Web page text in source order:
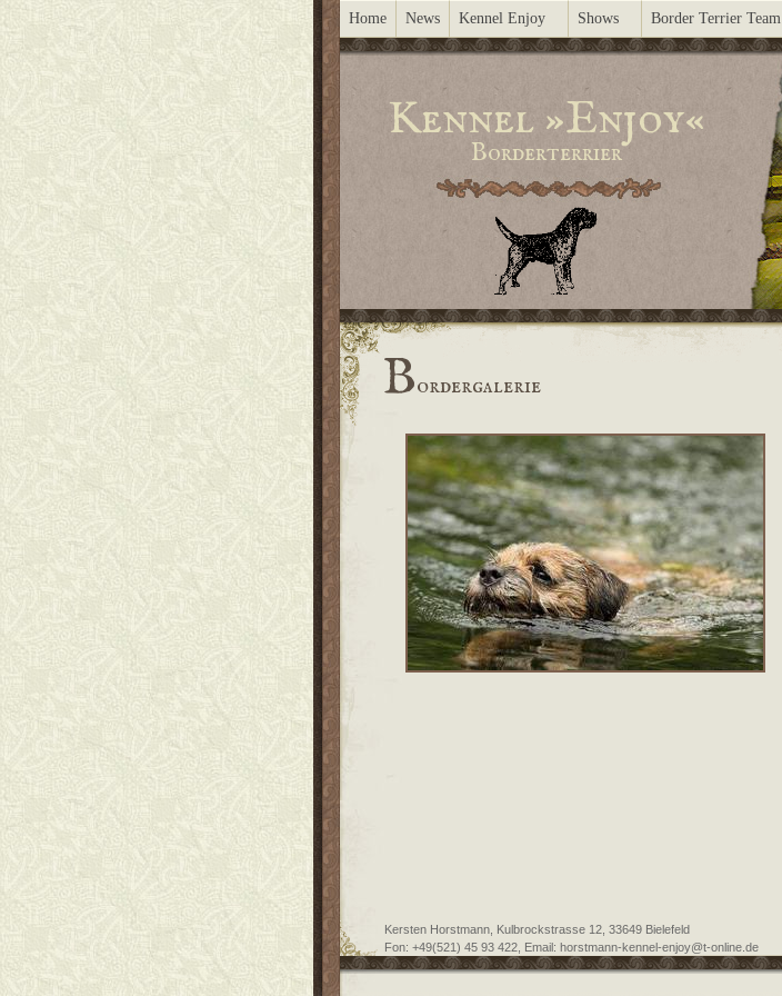
Home News Kennel Enjoy Shows Border Terrier Team
Kennel »Enjoy«
Borderterrier
Bordergalerie
Kersten Horstmann, Kulbrockstrasse 12, 33649 Bielefeld
Fon: +49(521) 45 93 422, Email: horstmann-kennel-enjoy@t-online.de